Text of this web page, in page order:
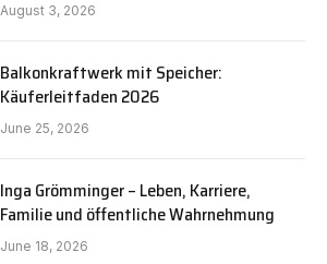
August 3, 2026
Balkonkraftwerk mit Speicher:
Käuferleitfaden 2026
June 25, 2026
Inga Grömminger – Leben, Karriere,
Familie und öffentliche Wahrnehmung
June 18, 2026